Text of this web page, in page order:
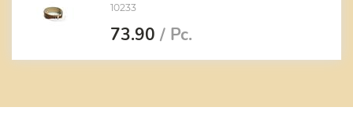
10233
73.90 / Pc.